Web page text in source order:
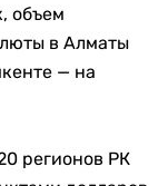
объем
в Алматы
— на
регионов РК